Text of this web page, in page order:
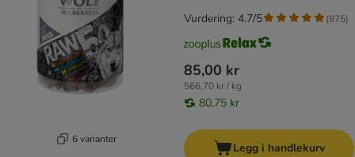
6 varianter
85,00 kr
566,70 kr / kg
80,75 kr
Vurdering: 4.7/5 (875)
Legg i handlekurv